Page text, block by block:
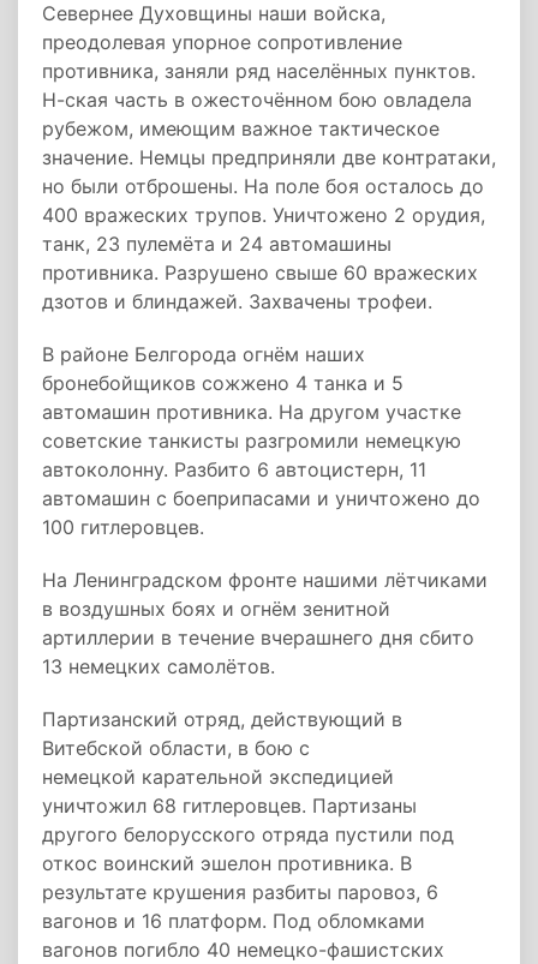
Севернее Духовщины наши войска,
преодолевая упорное сопротивление
противника, заняли ряд населённых пунктов.
Н-ская часть в ожесточённом бою овладела
рубежом, имеющим важное тактическое
значение. Немцы предприняли две контратаки,
но были отброшены. На поле боя осталось до
400 вражеских трупов. Уничтожено 2 орудия,
танк, 23 пулемёта и 24 автомашины
противника. Разрушено свыше 60 вражеских
дзотов и блиндажей. Захвачены трофеи.
В районе Белгорода огнём наших
бронебойщиков сожжено 4 танка и 5
автомашин противника. На другом участке
советские танкисты разгромили немецкую
автоколонну. Разбито 6 автоцистерн, 11
автомашин с боеприпасами и уничтожено до
100 гитлеровцев.
На Ленинградском фронте нашими лётчиками
в воздушных боях и огнём зенитной
артиллерии в течение вчерашнего дня сбито
13 немецких самолётов.
Партизанский отряд, действующий в
Витебской области, в бою с
немецкой карательной экспедицией
уничтожил 68 гитлеровцев. Партизаны
другого белорусского отряда пустили под
откос воинский эшелон противника. В
результате крушения разбиты паровоз, 6
вагонов и 16 платформ. Под обломками
вагонов погибло 40 немецко-фашистских